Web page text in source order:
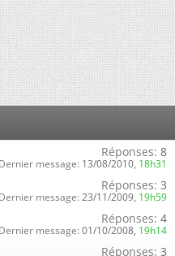
Réponses: 8
Dernier message: 13/08/2010, 18h31
Réponses: 3
Dernier message: 23/11/2009, 19h59
Réponses: 4
Dernier message: 01/10/2008, 19h14
Réponses: 3